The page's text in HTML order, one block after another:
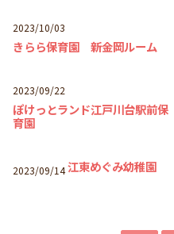
2023/10/03
きらら保育園 新金岡ルーム
2023/09/22
ぽけっとランド江戸川台駅前保
育園
2023/09/14江東めぐみ幼稚園